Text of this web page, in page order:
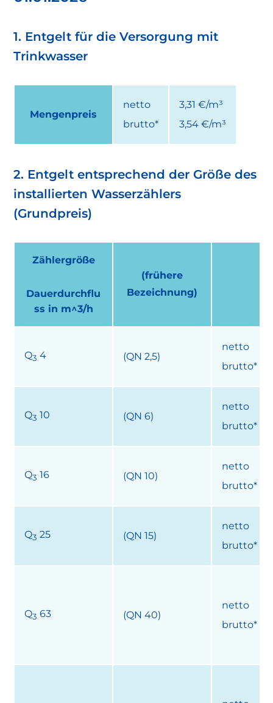
1. Entgelt für die Versorgung mit
Trinkwasser
Mengenpreis
netto
brutto*
3,31 €/m³
3,54 €/m³
2. Entgelt entsprechend der Größe des
installierten Wasserzählers
(Grundpreis)
Zählergröße
Dauerdurchflu
ss in m^3/h
(frühere
Bezeichnung)
Q3 4 (QN 2,5)
netto
brutto*
Q3 10 (QN 6)
netto
brutto*
Q3 16 (QN 10)
netto
brutto*
Q3 25 (QN 15)
netto
brutto*
Q3 63 (QN 40)
netto
brutto*